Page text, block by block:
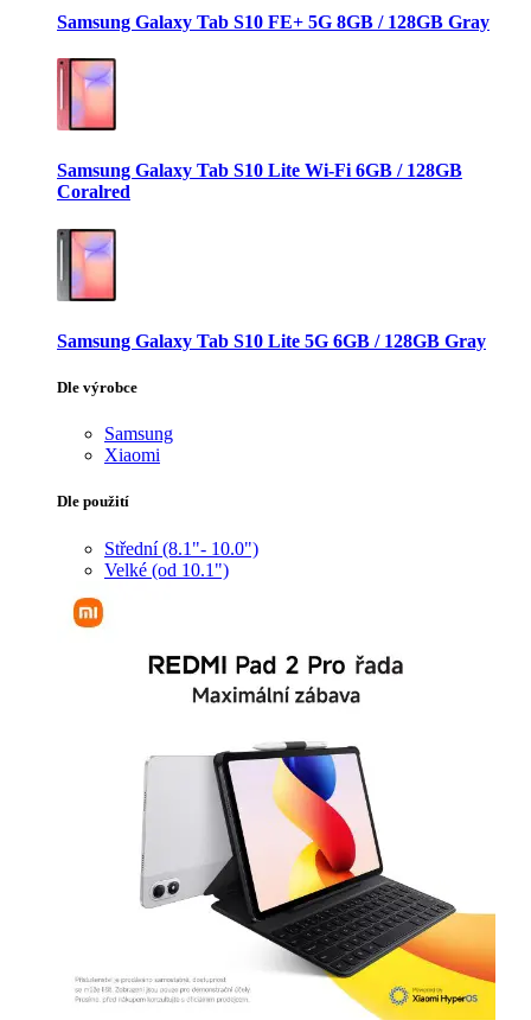
Samsung Galaxy Tab S10 FE+ 5G 8GB / 128GB Gray
Samsung Galaxy Tab S10 Lite Wi-Fi 6GB / 128GB
Coralred
Samsung Galaxy Tab S10 Lite 5G 6GB / 128GB Gray
Dle výrobce
Samsung
Xiaomi
Dle použití
Střední (8.1"- 10.0")
Velké (od 10.1")